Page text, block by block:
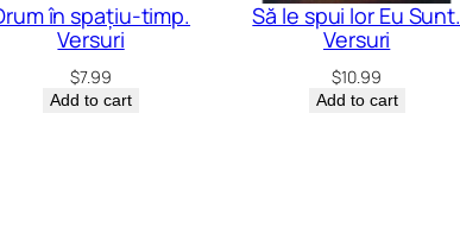
în spațiu-timp.
Versuri
$7.99
Add to cart
Să le spui lor Eu Sunt.
Versuri
$10.99
Add to cart